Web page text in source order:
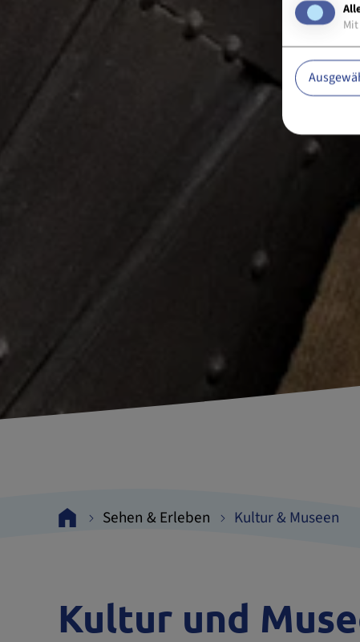
Kultur & Museen
Sehen & Erleben
Kultur und